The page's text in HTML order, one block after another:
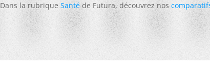
Dans la rubriqueSantéde Futura, découvrez nos